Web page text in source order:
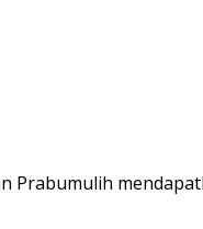
Prabumulih